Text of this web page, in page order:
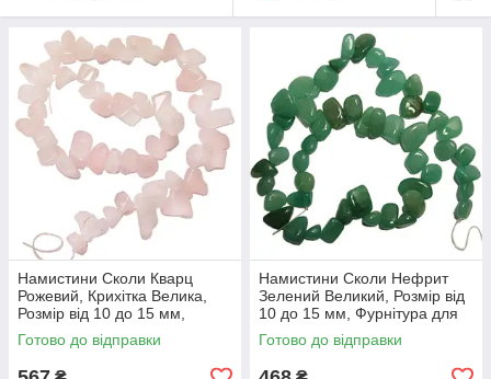
Намистини Сколи Кварц
Рожевий, Крихітка Велика,
Розмір від 10 до 15 мм,
Фурнітура для Біжутерії,
Рукоділля
Готово до відправки
Намистини Сколи Нефрит
Зелений Великий, Розмір від
10 до 15 мм, Фурнітура для
Біжутерії, Рукоділля
Готово до відправки